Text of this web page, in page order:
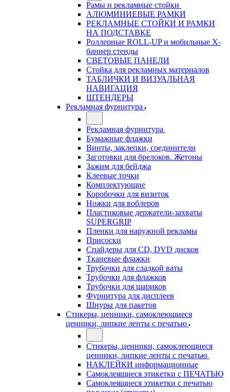
Рамы и рекламные стойки
АЛЮМИНИЕВЫЕ РАМКИ
РЕКЛАМНЫЕ СТОЙКИ И РАМКИ
НА ПОДСТАВКЕ
Роллерные ROLL-UP и мобильные X-
баннер стенды
СВЕТОВЫЕ ПАНЕЛИ
Стойка для рекламных материалов
ТАБЛИЧКИ И ВИЗУАЛЬНАЯ
НАВИГАЦИЯ
ШТЕНДЕРЫ
Рекламная фурнитура
Рекламная фурнитура
Бумажные флажки
Винты, заклепки, соединители
Заготовки для брелоков. Жетоны
Зажим для бейджа
Клеевые точки
Комплектующие
Коробочки для визиток
Ножки для воблеров
Пластиковые держатели-захваты
SUPERGRIP
Пленки для наружной рекламы
Присоски
Спайдеры для CD, DVD дисков
Тканевые флажки
Трубочки для сладкой ваты
Трубочки для флажков
Трубочки для шариков
Фурнитура для дисплеев
Шнуры для пакетов
Стикеры, ценники, самоклеющиеся
ценники, липкие ленты с печатью
Стикеры, ценники, самоклеющиеся
ценники, липкие ленты с печатью
НАКЛЕЙКИ информационные
Самоклеящиеся этикетки с ПЕЧАТЬЮ
Самоклеящиеся этикетки с печатью